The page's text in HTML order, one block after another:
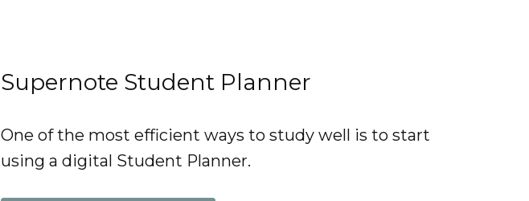
Supernote Student Planner
One of the most efficient ways to study well is to start
using a digital Student Planner.